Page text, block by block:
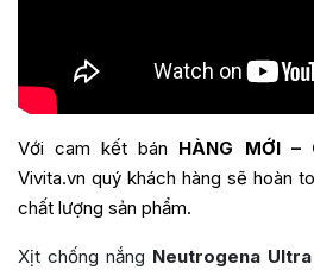
Với cam kết bán HÀNG MỚI –
Vivita.vn quý khách hàng sẽ hoàn
chất lượng sản phẩm.
Xịt chống nắng Neutrogena